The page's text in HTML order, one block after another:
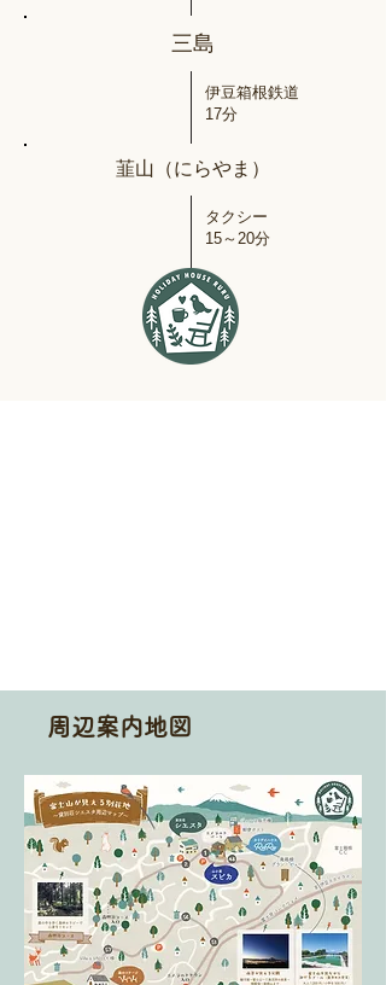
三島
伊豆箱根鉄道
17分
韮山（にらやま）
タクシー
​15～20分
周辺案内地図